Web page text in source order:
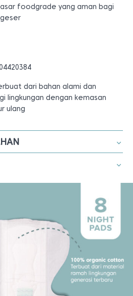
foodgrade yang aman bagi
dari bahan alami dan
lingkungan dengan kemasan
ulang